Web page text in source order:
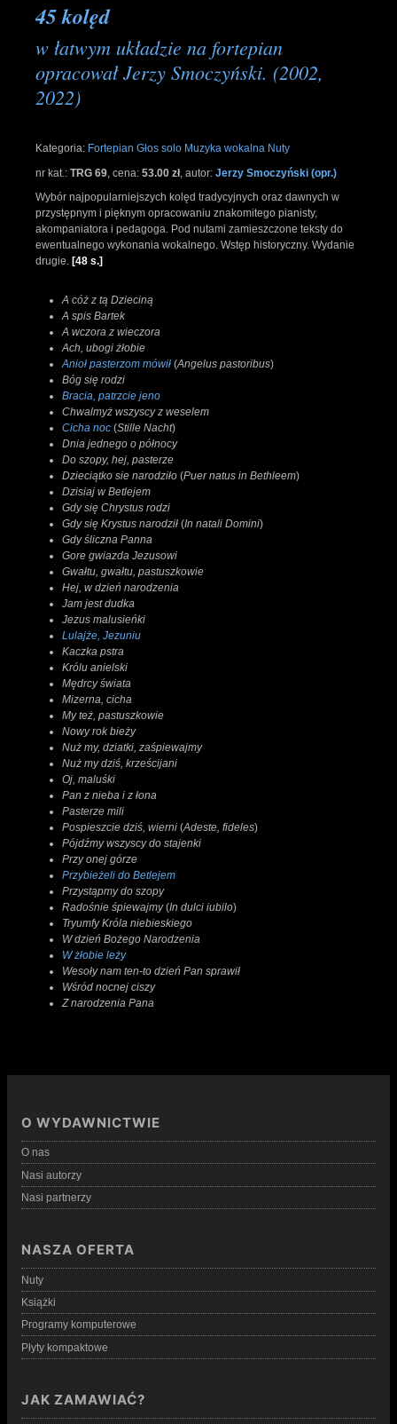
45 kolęd
w łatwym układzie na fortepian
opracował Jerzy Smoczyński. (2002,
2022)
Kategoria: Fortepian Głos solo Muzyka wokalna Nuty
nr kat.: TRG 69 cena: 53.00 zł, autor: Jerzy Smoczyński (opr.)
Wybór najpopularniejszych kolęd tradycyjnych oraz dawnych w
przystępnym i pięknym opracowaniu znakomitego pianisty,
akompaniatora i pedagoga. Pod nutami zamieszczone teksty do
ewentualnego wykonania wokalnego. Wstęp historyczny. Wydanie
drugie. [48 s.]
A cóż z tą Dzieciną
A spis Bartek
A wczora z wieczora
Ach, ubogi żłobie
Anioł pasterzom mówił (Angelus pastoribus)
Bóg się rodzi
Bracia, patrzcie jeno
Chwalmyż wszyscy z weselem
Cicha noc (Stille Nacht)
Dnia jednego o północy
Do szopy, hej, pasterze
Dzieciątko sie narodziło (Puer natus in Bethleem)
Dzisiaj w Betlejem
Gdy się Chrystus rodzi
Gdy się Krystus narodził (In natali Domini)
Gdy śliczna Panna
Gore gwiazda Jezusowi
Gwałtu, gwałtu, pastuszkowie
Hej, w dzień narodzenia
Jam jest dudka
Jezus malusieńki
Lulajże, Jezuniu
Kaczka pstra
Królu anielski
Mędrcy świata
Mizerna, cicha
My też, pastuszkowie
Nowy rok bieży
Nuż my, dziatki, zaśpiewajmy
Nuż my dziś, krześcijani
Oj, maluśki
Pan z nieba i z łona
Pasterze mili
Pospieszcie dziś, wierni (Adeste, fideles)
Pójdźmy wszyscy do stajenki
Przy onej górze
Przybieżeli do Betlejem
Przystąpmy do szopy
Radośnie śpiewajmy(In dulci iubilo)
Tryumfy Króla niebieskiego
W dzień Bożego Narodzenia
W żłobie leży
Wesoły nam ten-to dzień Pan sprawił
Wśród nocnej ciszy
Z narodzenia Pana
O WYDAWNICTWIE
O nas
Nasi autorzy
Nasi partnerzy
NASZA OFERTA
Nuty
Książki
Programy komputerowe
Płyty kompaktowe
JAK ZAMAWIAĆ?